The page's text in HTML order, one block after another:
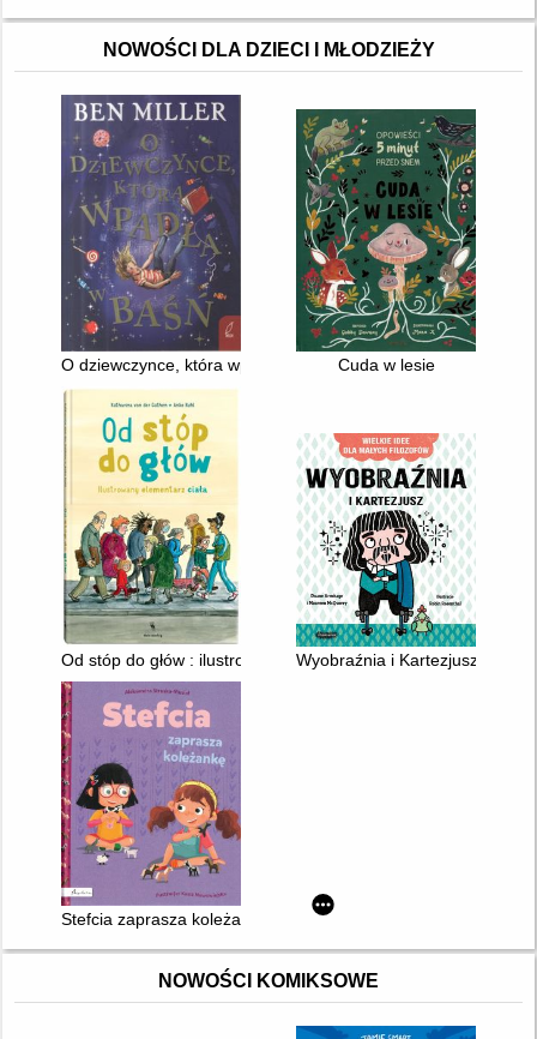
NOWOŚCI DLA DZIECI I MŁODZIEŻY
O dziewczynce, która wpadła w baśńCuda w lesie
Od stóp do głów : ilustrowany elementarz ciała
Wyobraźnia i Kartezjusz
Stefcia zaprasza koleżankę
NOWOŚCI KOMIKSOWE